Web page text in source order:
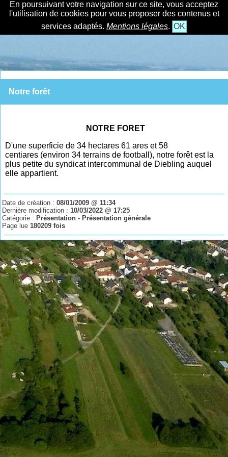
En poursuivant votre navigation sur ce site, vous acceptez
l'utilisation de cookies pour vous proposer des contenus et
services adaptés. Mentions légales. OK
Notre forêt
NOTRE FORET
D'une superficie de 34 hectares 61 ares et 58
centiares (environ 34 terrains de football), notre forêt est la
plus petite du syndicat intercommunal de Diebling auquel
elle appartient.
Date de création :08/01/2009 @ 11:34
Dernière modification :10/03/2022 @ 17:25
Catégorie : Présentation - Présentation générale
Page lue180209 fois